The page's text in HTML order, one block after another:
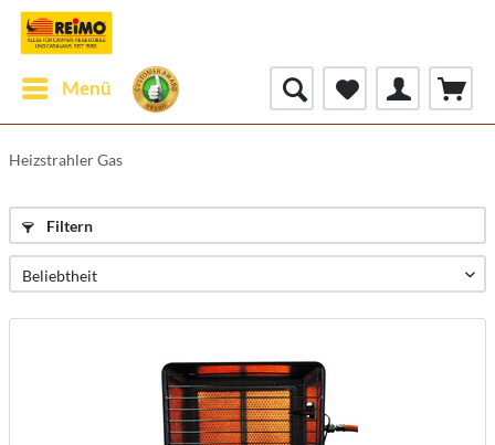
Menü
Heizstrahler Gas
Filtern